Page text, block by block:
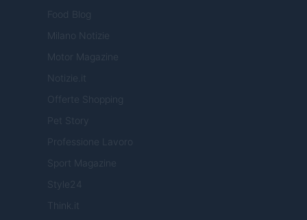
Food Blog
Milano Notizie
Motor Magazine
Notizie.it
Offerte Shopping
Pet Story
Professione Lavoro
Sport Magazine
Style24
Think.it